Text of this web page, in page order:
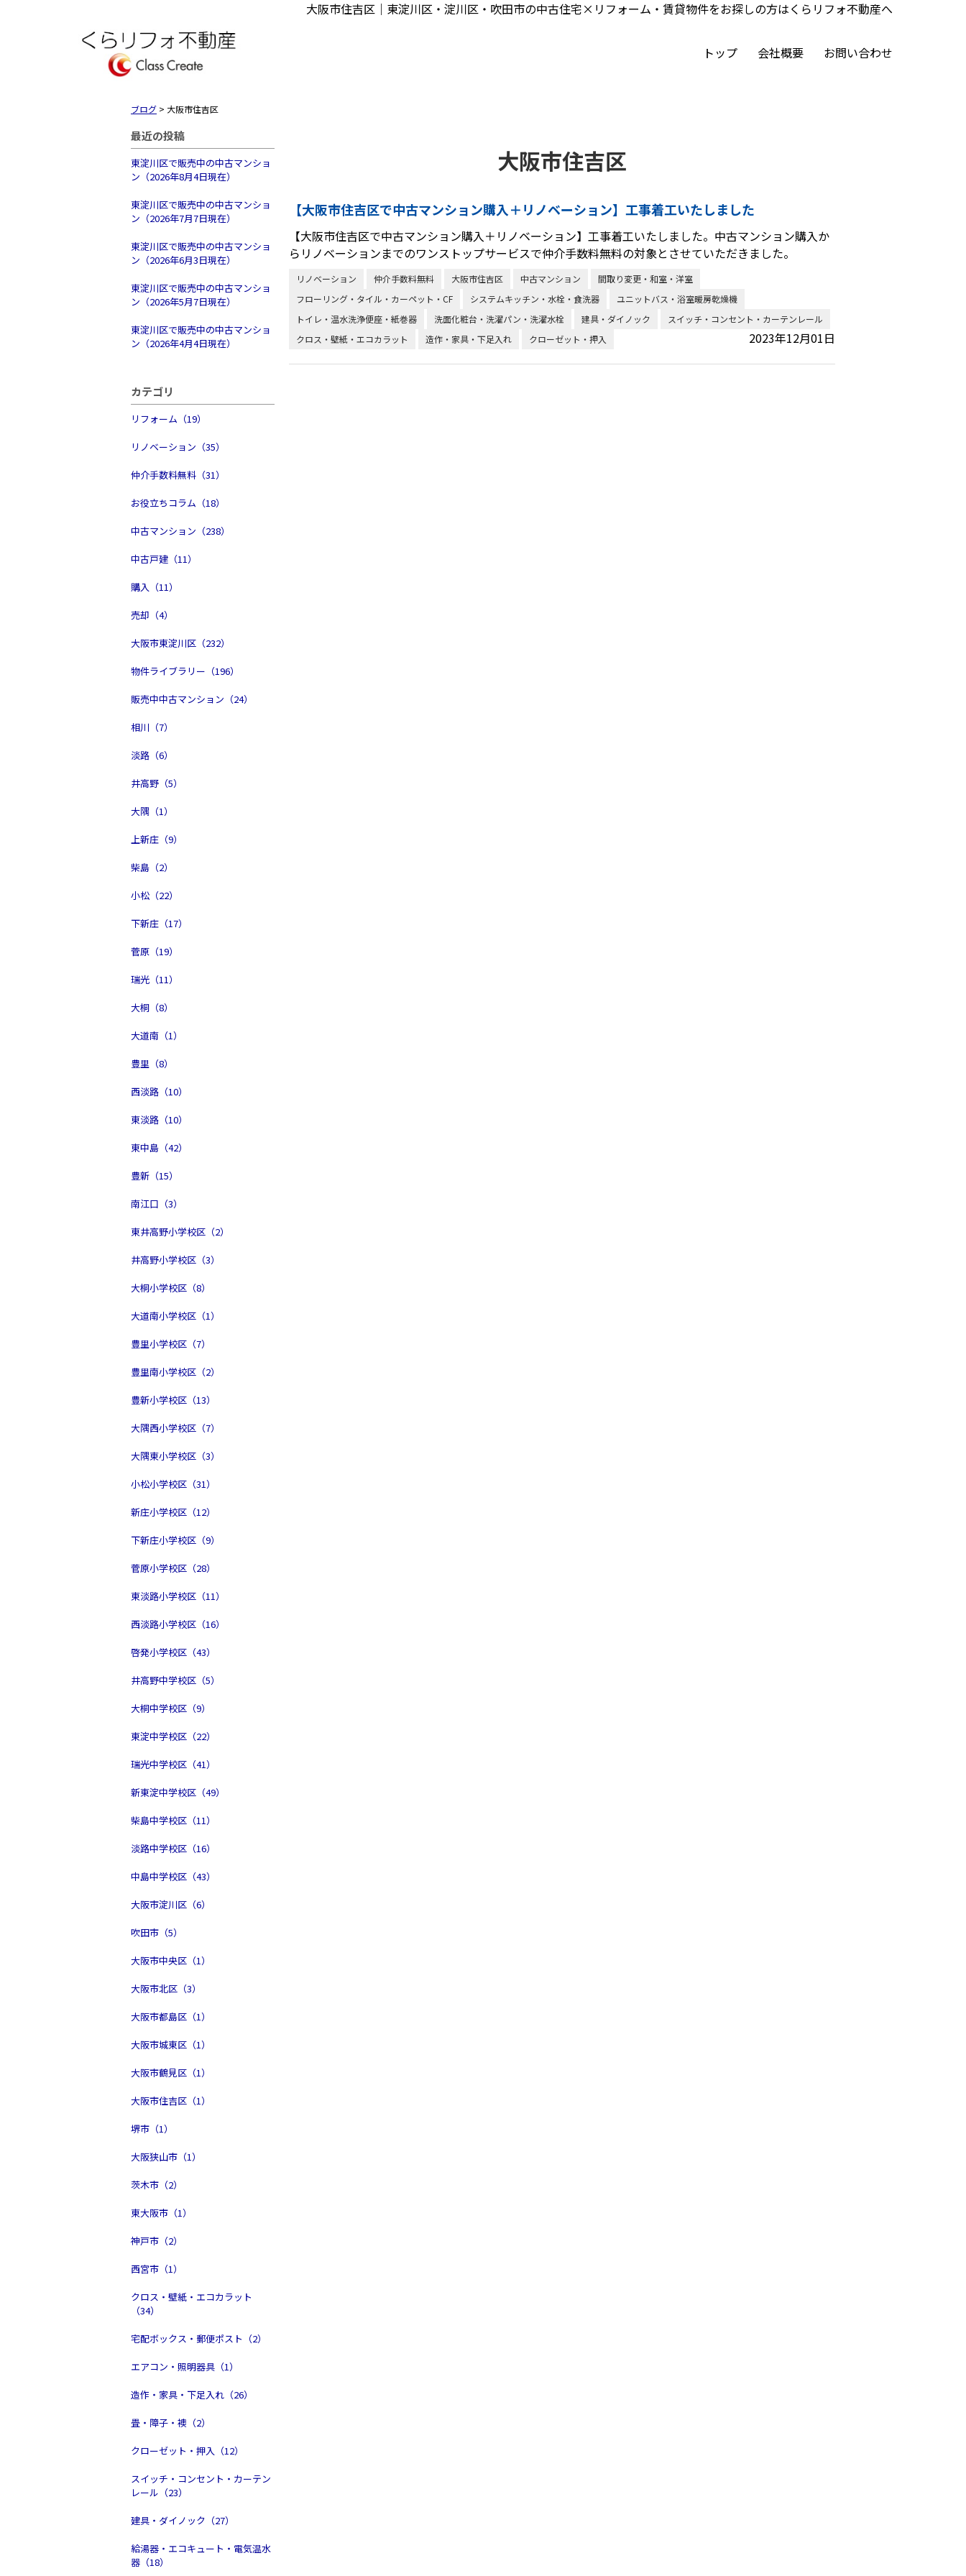
大阪市住吉区｜東淀川区・淀川区・吹田市の中古住宅×リフォーム・賃貸物件をお探しの方はくらリフォ不動産へ
トップ 会社概要 お問い合わせ
ブログ > 大阪市住吉区
最近の投稿
東淀川区で販売中の中古マンショ
ン（2026年8月4日現在）
東淀川区で販売中の中古マンショ
ン（2026年7月7日現在）
東淀川区で販売中の中古マンショ
ン（2026年6月3日現在）
東淀川区で販売中の中古マンショ
ン（2026年5月7日現在）
東淀川区で販売中の中古マンショ
ン（2026年4月4日現在）
カテゴリ
リフォーム（19）
リノベーション（35）
仲介手数料無料（31）
お役立ちコラム（18）
中古マンション（238）
中古戸建（11）
購入（11）
売却（4）
大阪市東淀川区（232）
物件ライブラリー（196）
販売中中古マンション（24）
相川（7）
淡路（6）
井高野（5）
大隅（1）
上新庄（9）
柴島（2）
小松（22）
下新庄（17）
菅原（19）
瑞光（11）
大桐（8）
大道南（1）
豊里（8）
西淡路（10）
東淡路（10）
東中島（42）
豊新（15）
南江口（3）
東井高野小学校区（2）
井高野小学校区（3）
大桐小学校区（8）
大道南小学校区（1）
豊里小学校区（7）
豊里南小学校区（2）
豊新小学校区（13）
大隅西小学校区（7）
大隅東小学校区（3）
小松小学校区（31）
新庄小学校区（12）
下新庄小学校区（9）
菅原小学校区（28）
東淡路小学校区（11）
西淡路小学校区（16）
啓発小学校区（43）
井高野中学校区（5）
大桐中学校区（9）
東淀中学校区（22）
瑞光中学校区（41）
新東淀中学校区（49）
柴島中学校区（11）
淡路中学校区（16）
中島中学校区（43）
大阪市淀川区（6）
吹田市（5）
大阪市中央区（1）
大阪市北区（3）
大阪市都島区（1）
大阪市城東区（1）
大阪市鶴見区（1）
大阪市住吉区（1）
堺市（1）
大阪狭山市（1）
茨木市（2）
東大阪市（1）
神戸市（2）
西宮市（1）
クロス・壁紙・エコカラット
（34）
宅配ボックス・郵便ポスト（2）
エアコン・照明器具（1）
造作・家具・下足入れ（26）
畳・障子・襖（2）
クローゼット・押入（12）
スイッチ・コンセント・カーテン
レール（23）
建具・ダイノック（27）
給湯器・エコキュート・電気温水
器（18）
大阪市住吉区
【大阪市住吉区で中古マンション購入＋リノベーション】工事着工いたしました
【大阪市住吉区で中古マンション購入＋リノベーション】工事着工いたしました。中古マンション購入か
らリノベーションまでのワンストップサービスで仲介手数料無料の対象とさせていただきました。
リノベーション 仲介手数料無料 大阪市住吉区 中古マンション
間取り変更・和室・洋室
フローリング・タイル・カーペット・CF
システムキッチン・水栓・食洗器
ユニットバス・浴室暖房乾燥機
トイレ・温水洗浄便座・紙巻器
洗面化粧台・洗濯パン・洗濯水栓 建具・ダイノック
スイッチ・コンセント・カーテンレール
クロス・壁紙・エコカラット
造作・家具・下足入れ クローゼット・押入 2023年12月01日